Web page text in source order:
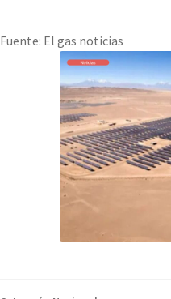
Fuente: El gas noticias